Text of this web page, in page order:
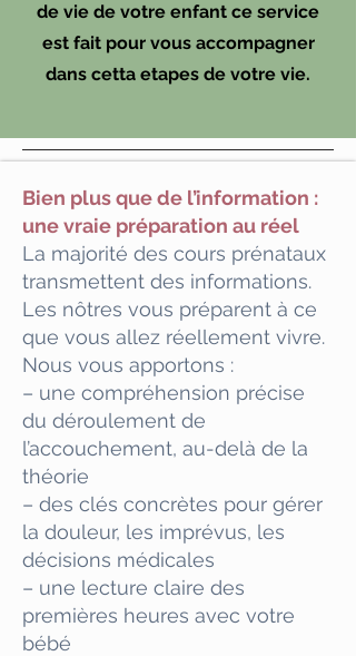
de vie de votre enfant ce service
est fait pour vous accompagner
dans cetta etapes de votre vie.
Bien plus que de l’information :
une vraie préparation au réel
La majorité des cours prénataux
transmettent des informations.
Les nôtres vous préparent à ce
que vous allez réellement vivre.
Nous vous apportons :
– une compréhension précise
du déroulement de
l’accouchement, au-delà de la
théorie
– des clés concrètes pour gérer
la douleur, les imprévus, les
décisions médicales
– une lecture claire des
premières heures avec votre
bébé